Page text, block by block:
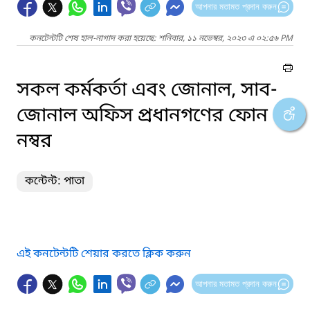
আপনার মতামত প্রদান করুন
কনটেন্টটি শেষ হাল-নাগাদ করা হয়েছে: শনিবার, ১১ নভেম্বর, ২০২৩ এ ০২:৫৬ PM
সকল কর্মকর্তা এবং জোনাল, সাব-
জোনাল অফিস প্রধানগণের ফোন
নম্বর
কন্টেন্ট: পাতা
এই কনটেন্টটি শেয়ার করতে ক্লিক করুন
আপনার মতামত প্রদান করুন